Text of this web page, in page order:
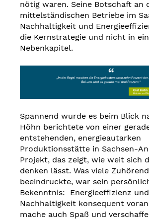
nötig waren. Seine Botschaft an
mittelständischen Betriebe im
Nachhaltigkeit und
die Kernstrategie und nicht in ein
Nebenkapitel.
Spannend wurde es beim Blick
Höhn berichtete von einer
entstehenden, energieautarken
Produktionsstätte in Sachsen-
Projekt, das zeigt, wie weit sich
denken lässt. Was viele
beeindruckte, war sein
Bekenntnis: Energieeffizienz und
Nachhaltigkeit konsequent
mache auch Spaß und